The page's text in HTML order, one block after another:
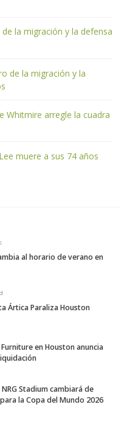
la migración y la defensa
de la migración y la
Whitmire arregle la cuadra
muere a sus 74 años
al horario de verano en
Ártica Paraliza Houston
en Houston anuncia
Stadium cambiará de
la Copa del Mundo 2026